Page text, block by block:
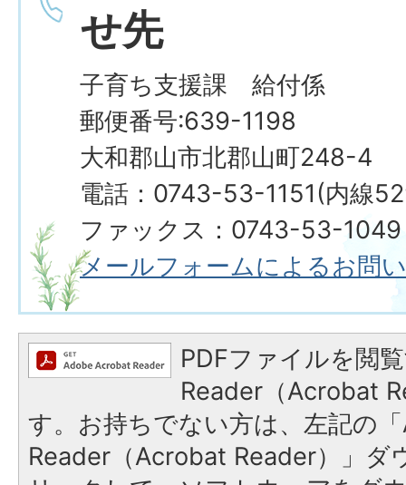
せ先
子育ち支援課 給付係
郵便番号:639-1198
大和郡山市北郡山町248-4
電話：0743-53-1151(内線
ファックス：0743-53-1049
メールフォームによるお問
PDFファイルを閲
Reader（Acrobat
す。お持ちでない方は、左記の
Reader（Acrobat Reader）」ダ